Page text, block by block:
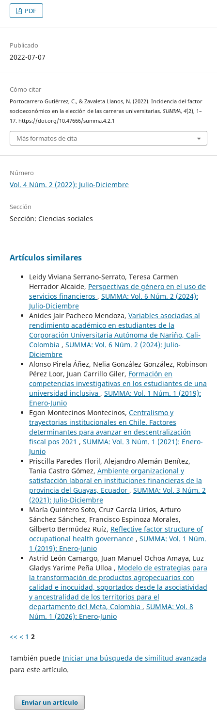
PDF
Publicado
2022-07-07
Cómo citar
Portocarrero Gutiérrez, C., & Zavaleta Llanos, N. (2022). Incidencia del factor
socioeconómico en la elección de las carreras universitarias. SUMMA, 4(2), 1–
17. https://doi.org/10.47666/summa.4.2.1
Más formatos de cita
Número
Vol. 4 Núm. 2 (2022): Julio-Diciembre
Sección
Sección: Ciencias sociales
Artículos similares
Leidy Viviana Serrano-Serrato, Teresa Carmen
Herrador Alcaide, Perspectivas de género en el uso de
servicios financieros , SUMMA: Vol. 6 Núm. 2 (2024):
Julio-Diciembre
Anides Jair Pacheco Mendoza, Variables asociadas al
rendimiento académico en estudiantes de la
Corporación Universitaria Autónoma de Nariño, Cali-
Colombia , SUMMA: Vol. 6 Núm. 2 (2024): Julio-
Diciembre
Alonso Pirela Áñez, Nelia González González, Robinson
Pérez Loor, Juan Carrillo Giler, Formación en
competencias investigativas en los estudiantes de una
universidad inclusiva , SUMMA: Vol. 1 Núm. 1 (2019):
Enero-Junio
Egon Montecinos Montecinos, Centralismo y
trayectorias institucionales en Chile. Factores
determinantes para avanzar en descentralización
fiscal pos 2021 , SUMMA: Vol. 3 Núm. 1 (2021): Enero-
Junio
Priscilla Paredes Floril, Alejandro Alemán Benítez,
Tania Castro Gómez, Ambiente organizacional y
satisfacción laboral en instituciones financieras de la
provincia del Guayas, Ecuador , SUMMA: Vol. 3 Núm. 2
(2021): Julio-Diciembre
María Quintero Soto, Cruz García Lirios, Arturo
Sánchez Sánchez, Francisco Espinoza Morales,
Gilberto Bermúdez Ruíz, Reflective factor structure of
occupational health governance , SUMMA: Vol. 1 Núm.
1 (2019): Enero-Junio
Astrid León Camargo, Juan Manuel Ochoa Amaya, Luz
Gladys Yarime Peña Ulloa , Modelo de estrategias para
la transformación de productos agropecuarios con
calidad e inocuidad, soportados desde la asociatividad
y ancestralidad de los territorios para el
departamento del Meta, Colombia , SUMMA: Vol. 8
Núm. 1 (2026): Enero-Junio
<< < 1 2
También puede Iniciar una búsqueda de similitud avanzada
para este artículo.
Enviar un artículo